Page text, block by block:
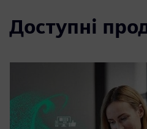
Доступні